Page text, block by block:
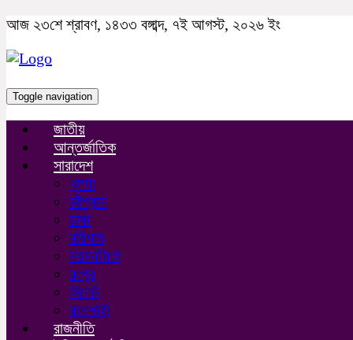
আজ ২৩শে শ্রাবণ, ১৪৩৩ বঙ্গাব্দ, ৭ই আগস্ট, ২০২৬ ইং
Toggle navigation
জাতীয়
আন্তর্জাতিক
সারাদেশ
খুলনা
চট্টগ্রাম
ঢাকা
বরিশাল
ময়মনসিংহ
রংপুর
সিলেট
রাজশাহী
রাজনীতি